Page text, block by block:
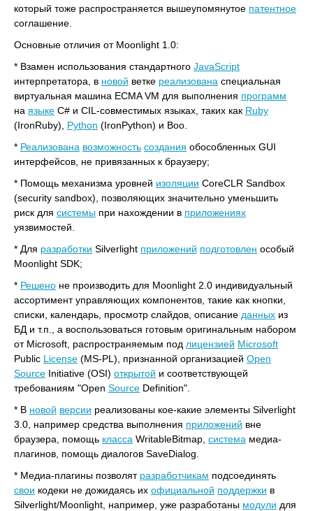
который тоже распространяется вышеупомянутое патентное
соглашение.
Основные отличия от Moonlight 1.0:
* Взамен использования стандартного JavaScript
интерпретатора, в новой ветке реализована специальная
виртуальная машина ECMA VM для выполнения программ
на языке C# и CIL-совместимых языках, таких как Ruby
(IronRuby), Python (IronPython) и Boo.
* Реализована возможность создания обособленных GUI
интерфейсов, не привязанных к браузеру;
* Помощь механизма уровней изоляции CoreCLR Sandbox
(security sandbox), позволяющих значительно уменьшить
риск для системы при нахождении в приложениях
уязвимостей.
* Для разработки Silverlight приложений подготовлен особый
Moonlight SDK;
* Решено не производить для Moonlight 2.0 индивидуальный
ассортимент управляющих компонентов, такие как кнопки,
списки, календарь, просмотр слайдов, описание данных из
БД и т.п., а воспользоваться готовым оригинальным набором
от Microsoft, распространяемым под лицензией Microsoft
Public License (MS-PL), признанной организацией Open
Source Initiative (OSI) открытой и соответствующей
требованиям "Open Source Definition".
* В новой версии реализованы кое-какие элементы Silverlight
3.0, например средства выполнения приложений вне
браузера, помощь класса WritableBitmap, система медиа-
плагинов, помощь диалогов SaveDialog.
* Медиа-плагины позволят разработчикам подсоединять
свои кодеки не дожидаясь их официальной поддержки в
Silverlight/Moonlight, например, уже разработаны модули для